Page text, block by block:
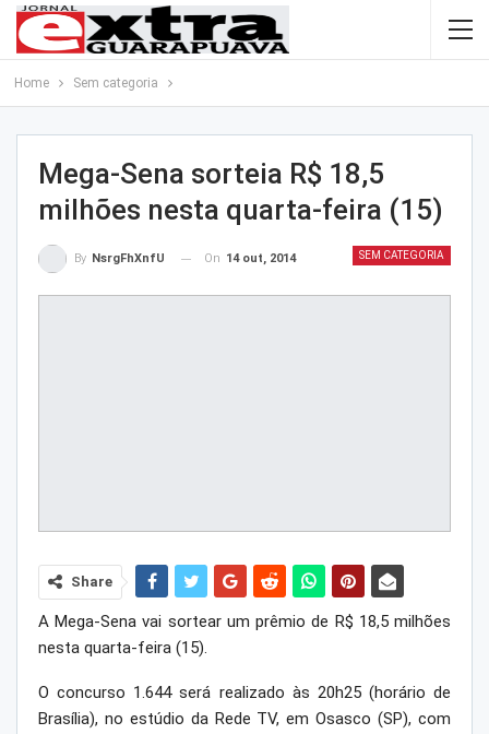
Home Sem categoria
Mega-Sena sorteia R$ 18,5
milhões nesta quarta-feira (15)
SEM CATEGORIA
By NsrgFhXnfU On 14 out, 2014
Share
A Mega-Sena vai sortear um prêmio de R$ 18,5 milhões
nesta quarta-feira (15).
O concurso 1.644 será realizado às 20h25 (horário de
Brasília), no estúdio da Rede TV, em Osasco (SP), com